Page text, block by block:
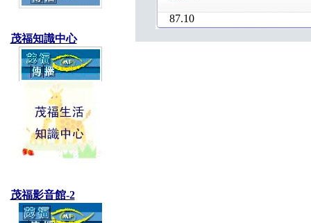
茂福知識中心
茂福影音館-2
87.10